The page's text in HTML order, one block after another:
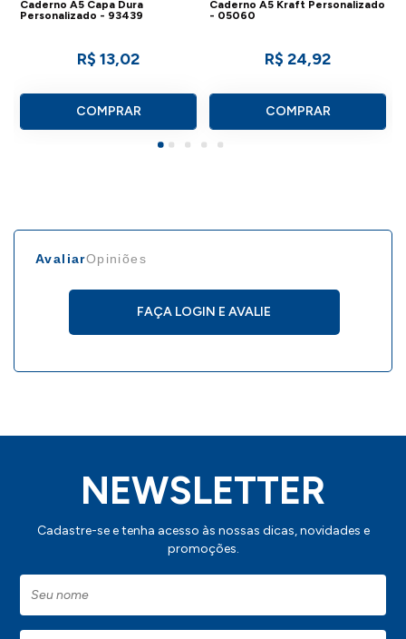
Caderno A5 Capa Dura
Personalizado - 93439
R$ 13,02
COMPRAR
Caderno A5 Kraft Personalizado
- 05060
R$ 24,92
COMPRAR
AvaliarOpiniões
FAÇA LOGIN E AVALIE
NEWSLETTER
Cadastre-se e tenha acesso às nossas dicas, novidades e
promoções.